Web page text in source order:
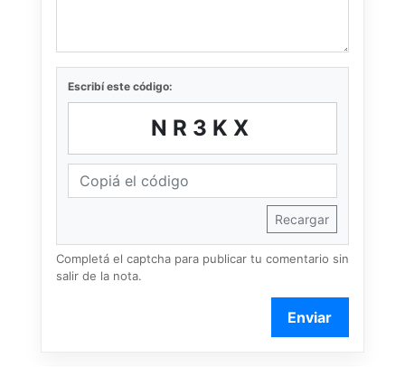
Escribí este código:
NR3KX
Recargar
Completá el captcha para publicar tu comentario sin
salir de la nota.
Enviar